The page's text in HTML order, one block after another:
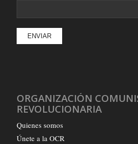
ORGANIZACIÓN
REVOLUCIONARIA
Quienes somos
Únete a la OCR